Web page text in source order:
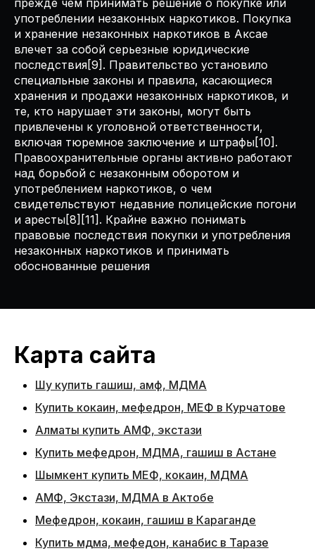
прежде чем принимать решение о покупке или
употреблении незаконных наркотиков. Покупка
и хранение незаконных наркотиков в Аксае
влечет за собой серьезные юридические
последствия[9]. Правительство установило
специальные законы и правила, касающиеся
хранения и продажи незаконных наркотиков, и
те, кто нарушает эти законы, могут быть
привлечены к уголовной ответственности,
включая тюремное заключение и штрафы[10].
Правоохранительные органы активно работают
над борьбой с незаконным оборотом и
употреблением наркотиков, о чем
свидетельствуют недавние полицейские погони
и аресты[8][11]. Крайне важно понимать
правовые последствия покупки и употребления
незаконных наркотиков и принимать
обоснованные решения
Карта сайта
Шу купить гашиш, амф, МДМА
Купить кокаин, мефедрон, МЕФ в Курчатове
Алматы купить АМФ, экстази
Купить мефедрон, МДМА, гашиш в Астане
Шымкент купить МЕФ, кокаин, МДМА
АМФ, Экстази, МДМА в Актобе
Мефедрон, кокаин, гашиш в Караганде
Купить мдма, мефедон, канабис в Таразе